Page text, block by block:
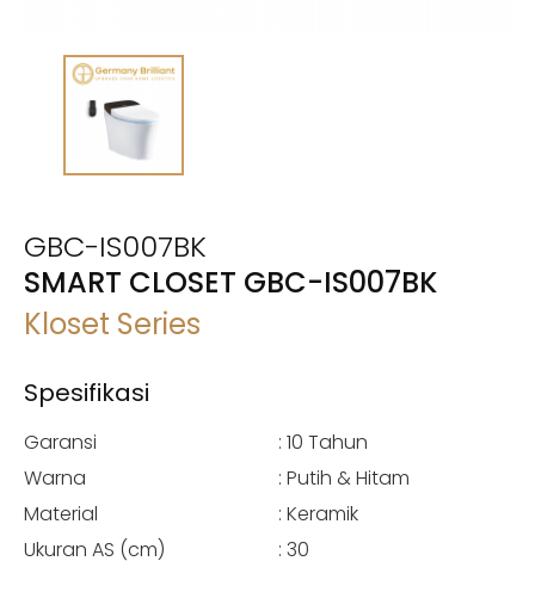
GBC-IS007BK
SMART CLOSET GBC-IS007BK
Kloset Series
Spesifikasi
Garansi : 10 Tahun
Warna
: Putih & Hitam
Material
: Keramik
Ukuran AS (cm)
: 30